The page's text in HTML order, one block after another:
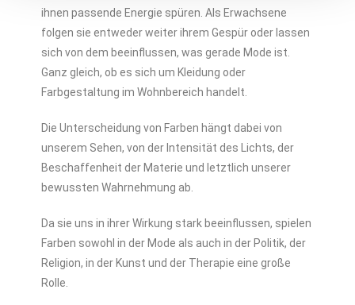
ihnen passende Energie spüren. Als Erwachsene
folgen sie entweder weiter ihrem Gespür oder lassen
sich von dem beeinflussen, was gerade Mode ist.
Ganz gleich, ob es sich um Kleidung oder
Farbgestaltung im Wohnbereich handelt.
Die Unterscheidung von Farben hängt dabei von
unserem Sehen, von der Intensität des Lichts, der
Beschaffenheit der Materie und letztlich unserer
bewussten Wahrnehmung ab.
Da sie uns in ihrer Wirkung stark beeinflussen, spielen
Farben sowohl in der Mode als auch in der Politik, der
Religion, in der Kunst und der Therapie eine große
Rolle.